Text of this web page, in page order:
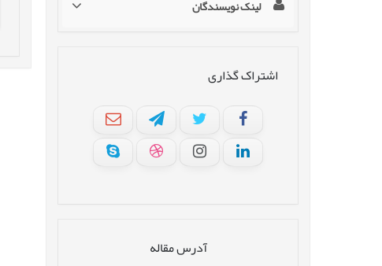
لینک نویسندگان
اشتراک گذاری
آدرس مقاله